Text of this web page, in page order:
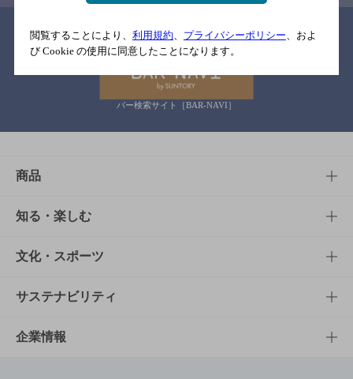
関連リンク
バー検索サイト［BAR-NAVI］
商品
商品TOP
商品一覧
商品発売情報
栄養成分一覧
知る・楽しむ
知る・楽しむTOP
キャンペーン
工場見学
文化・スポーツ
文化・スポーツTOP
サントリーホール
サステナビリティ
サステナビリティTOP
企業情報
閲覧することにより、 利用規約、 プライバシーポリシー、およ
び Cookie の使用に同意したことになります。